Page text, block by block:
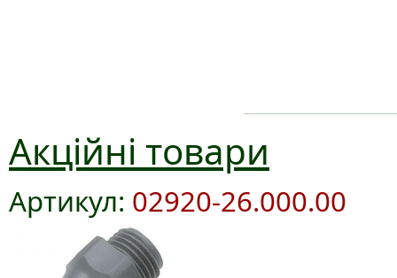
Акційні товари
Артикул: 02920-26.000.00